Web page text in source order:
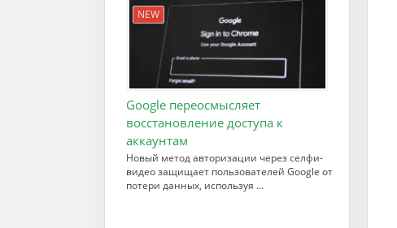
NEW
Google переосмысляет
восстановление доступа к
аккаунтам
Новый метод авторизации через селфи-
видео защищает пользователей Google от
потери данных, используя …